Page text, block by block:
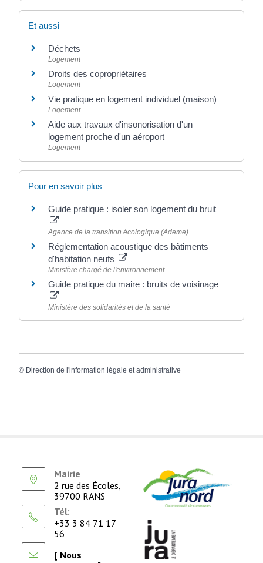
Et aussi
Déchets
Logement
Droits des copropriétaires
Logement
Vie pratique en logement individuel (maison)
Logement
Aide aux travaux d'insonorisation d'un
logement proche d'un aéroport
Logement
Pour en savoir plus
Guide pratique : isoler son logement du bruit
Agence de la transition écologique (Ademe)
Réglementation acoustique des bâtiments
d'habitation neufs
Ministère chargé de l'environnement
Guide pratique du maire : bruits de voisinage
Ministère des solidarités et de la santé
© Direction de l'information légale et administrative
Mairie
2 rue des Écoles,
39700 RANS
Tél:
+33 3 84 71 17
56
[ Nous